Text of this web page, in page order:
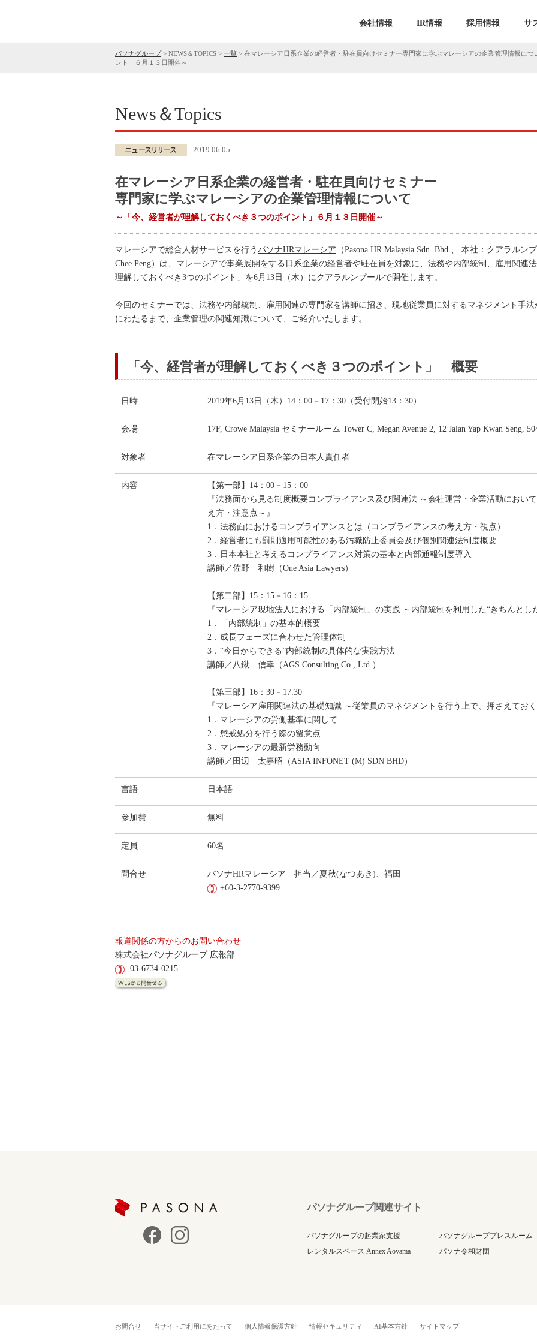
会社情報 IR情報 採用情報 サ
パソナグループ> NEWS＆TOPICS > 一覧 > 在マレーシア日系企業の経営者・駐在員向けセミナー専門家に学ぶマレーシアの企業管理情報に
ント」６月１３日開催～
News＆Topics
2019.06.05
在マレーシア日系企業の経営者・駐在員向けセミナー
専門家に学ぶマレーシアの企業管理情報について
～「今、経営者が理解しておくべき３つのポイント」６月１３日開催～
マレーシアで総合人材サービスを行う パソナHRマレーシア （Pasona HR Malaysia Sdn. Bhd.、 本社：クアラルン
Chee Peng）は、マレーシアで事業展開をする日系企業の経営者や駐在員を対象に、法務や内部統制、雇用関連
理解しておくべき3つのポイント」を6月13日（木）にクアラルンプールで開催します。
今回のセミナーでは、法務や内部統制、雇用関連の専門家を講師に招き、現地従業員に対するマネジメント手
にわたるまで、企業管理の関連知識について、ご紹介いたします。
「今、経営者が理解しておくべき３つのポイント」 概要
日時 2019年6月13日（木）14：00－17：30（受付開始13：30）
会場 17F, Crowe Malaysia セミナールーム Tower C, Megan Avenue 2, 12 Jalan Yap Kwan Seng,
対象者 在マレーシア日系企業の日本人責任者
内容
【第一部】14：00－15：00
『法務面から見る制度概要コンプライアンス及び関連法 ～会社運営・企業活動におい
え方・注意点～』
1．法務面におけるコンプライアンスとは（コンプライアンスの考え方・視点）
2．経営者にも罰則適用可能性のある汚職防止委員会及び個別関連法制度概要
3．日本本社と考えるコンプライアンス対策の基本と内部通報制度導入
講師／佐野 和樹（One Asia Lawyers）
【第二部】15：15－16：15
『マレーシア現地法人における「内部統制」の実践 ～内部統制を利用した“きちんとし
1．「内部統制」の基本的概要
2．成長フェーズに合わせた管理体制
3．“今日からできる”内部統制の具体的な実践方法
講師／八鍬 信幸（AGS Consulting Co., Ltd.）
【第三部】16：30－17:30
『マレーシア雇用関連法の基礎知識 ～従業員のマネジメントを行う上で、押さえておく
1．マレーシアの労働基準に関して
2．懲戒処分を行う際の留意点
3．マレーシアの最新労務動向
講師／田辺 太嘉昭（ASIA INFONET (M) SDN BHD）
言語 日本語
参加費 無料
定員 60名
問合せ
パソナHRマレーシア 担当／夏秋(なつあき)、福田
+60-3-2770-9399
報道関係の方からのお問い合わせ
株式会社パソナグループ 広報部
03-6734-0215
パソナグループ関連サイト
パソナグループの起業家支援 パソナグループプレスルーム
レンタルスペース Annex Aoyama
パソナ令和財団
お問合せ 当サイトご利用にあたって 個人情報保護方針 情報セキュリティ AI基本方針 サイトマップ